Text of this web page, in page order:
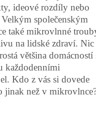
ideové rozdíly nebo
společenským
také mikrovlnné
na lidské zdraví. Nic
většina domácností
každodenními
Kdo z vás si dovede
jinak než v